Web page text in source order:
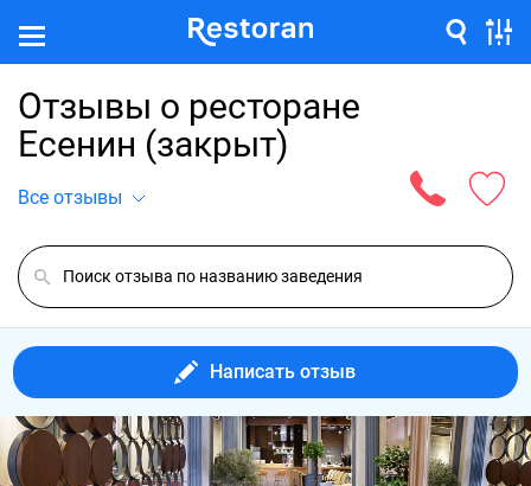
Отзывы о ресторане
Есенин (закрыт)
Все отзывы
Написать отзыв